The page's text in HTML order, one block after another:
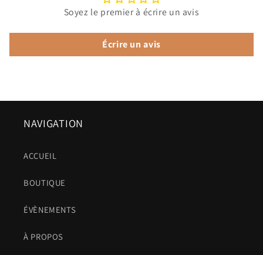
Soyez le premier à écrire un avis
Écrire un avis
NAVIGATION
ACCUEIL
BOUTIQUE
ÉVÈNEMENTS
À PROPOS